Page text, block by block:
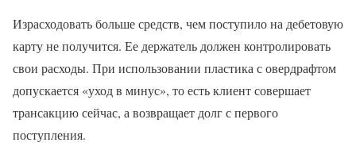
Израсходовать больше средств, чем поступило на дебетовую
карту не получится. Ее держатель должен контролировать
свои расходы. При использовании пластика с овердрафтом
допускается «уход в минус», то есть клиент совершает
трансакцию сейчас, а возвращает долг с первого
поступления.